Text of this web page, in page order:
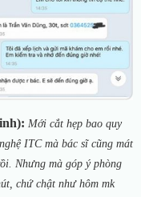
Mới cắt hẹp bao quy
ITC mà bác sĩ cũng mát
Nhưng mà góp ý phòng
chứ chật như hôm mk